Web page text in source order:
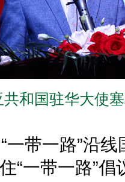
和国驻华大使
带一路”沿线
“一带一路”